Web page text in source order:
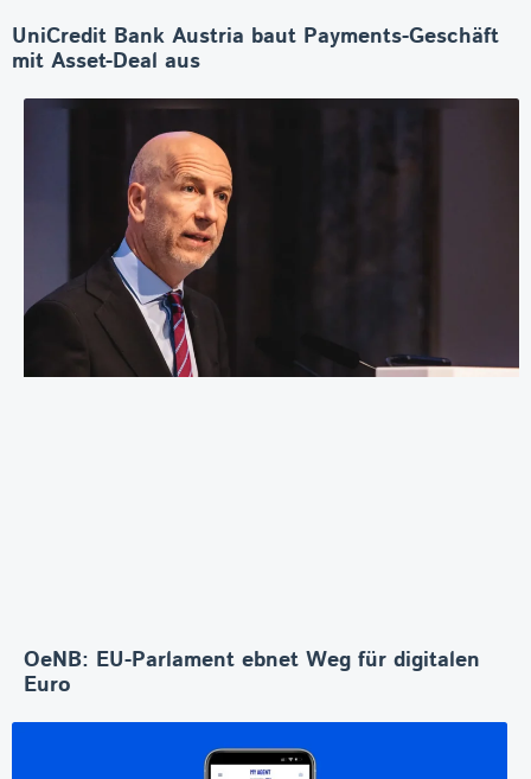
UniCredit Bank Austria baut Payments-Geschäft
mit Asset-Deal aus
OeNB: EU-Parlament ebnet Weg für digitalen
Euro